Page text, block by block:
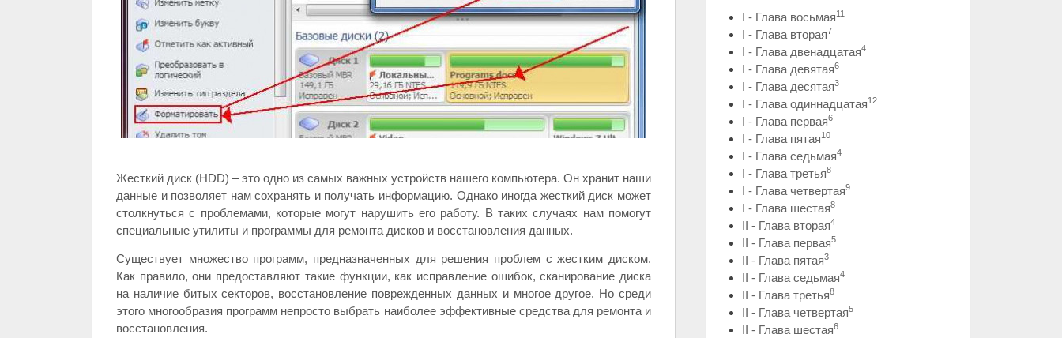
Жесткий диск (HDD) – это одно из самых важных устройств нашего компьютера. Он хранит наши
данные и позволяет нам сохранять и получать информацию. Однако иногда жесткий диск может
столкнуться с проблемами, которые могут нарушить его работу. В таких случаях нам помогут
специальные утилиты и программы для ремонта дисков и восстановления данных.
Существует множество программ, предназначенных для решения проблем с жестким диском.
Как правило, они предоставляют такие функции, как исправление ошибок, сканирование диска
на наличие битых секторов, восстановление поврежденных данных и многое другое. Но среди
этого многообразия программ непросто выбрать наиболее эффективные средства для ремонта и
восстановления.
I - Глава восьмая11
I - Глава вторая7
I - Глава двенадцатая4
I - Глава девятая6
I - Глава десятая3
I - Глава одиннадцатая12
I - Глава первая6
I - Глава пятая10
I - Глава седьмая4
I - Глава третья8
I - Глава четвертая9
I - Глава шестая8
II - Глава вторая4
II - Глава первая5
II - Глава пятая3
II - Глава седьмая4
II - Глава третья8
II - Глава четвертая5
II - Глава шестая6